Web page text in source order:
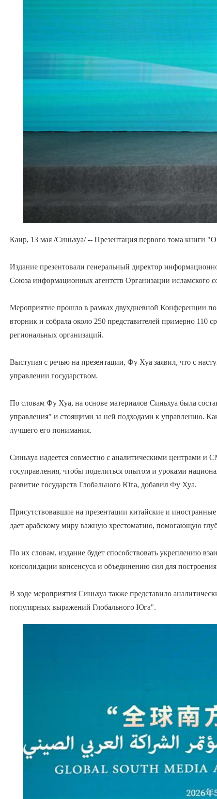
Каир, 13 мая /Синьхуа/ -- Презентация первого тома книги
Издание презентовали генеральный директор
Союза информационных агентств Организации исламского
Мероприятие прошло в рамках двухдневной Конференции
вторник и собрала около 250 представителей примерно
региональных организаций.
Выступая с речью на презентации, Фу Хуа заявил, что с
управлении государством.
По словам Фу Хуа, на основе материалов Синьхуа была
управления" и стоящими за ней подходами к управлению.
лучшего его понимания.
Синьхуа надеется совместно с аналитическими центрами
госуправления, чтобы поделиться опытом и уроками
развитие государств Глобального Юга, добавил Фу Хуа.
Присутствовавшие на презентации китайские и
дает арабскому миру важную хрестоматию, помогающую
По их словам, издание будет способствовать укреплению
консолидации консенсуса и объединению сил для
В ходе мероприятия Синьхуа также представило
популярных выражений Глобального Юга".